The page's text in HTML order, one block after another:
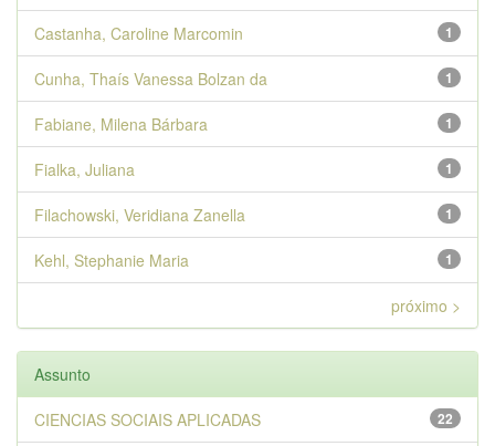
1
Castanha, Caroline Marcomin
1
Cunha, Thaís Vanessa Bolzan da
1
Fabiane, Milena Bárbara
1
Fialka, Juliana
1
Filachowski, Veridiana Zanella
1
Kehl, Stephanie Maria
próximo >
Assunto
22
CIENCIAS SOCIAIS APLICADAS